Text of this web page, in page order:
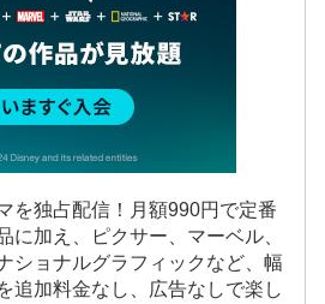
を独占配信！月額990円で定番
に加え、ピクサー、マーベル、
ショナルグラフィックなど、幅
追加料金なし、広告なしで楽し